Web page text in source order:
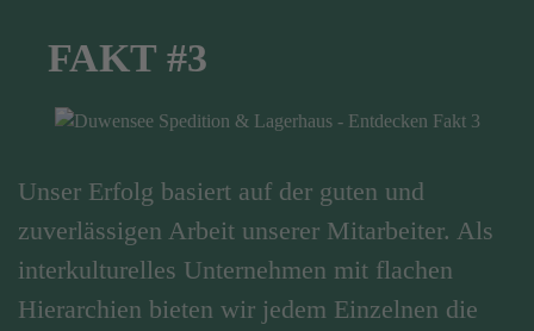
FAKT #3
Unser Erfolg basiert auf der guten und
zuverlässigen Arbeit unserer Mitarbeiter. Als
interkulturelles Unternehmen mit flachen
Hierarchien bieten wir jedem Einzelnen die